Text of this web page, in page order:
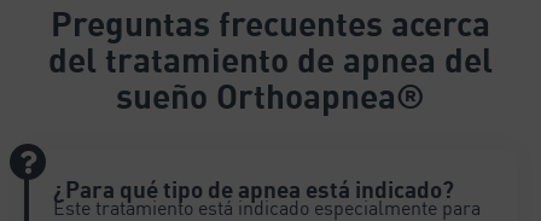
n
Preguntas frecuentes acerca
del tratamiento de apnea del
sueño Orthoapnea®
¿Para qué tipo de apnea está indicado?
Este tratamiento está indicado especialmente para